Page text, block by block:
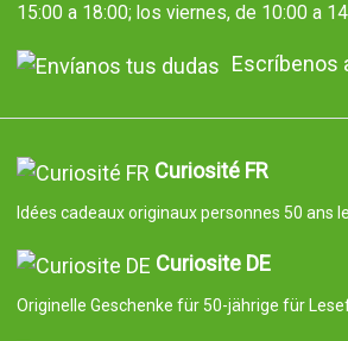
15:00 a 18:00; los viernes, de 10:00 a
Escríbenos
Curiosité FR
Idées cadeaux originaux personnes 50 ans
Curiosite DE
Originelle Geschenke für 50-jährige für